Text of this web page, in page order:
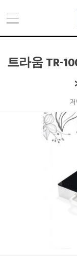
트라움 TR-
저